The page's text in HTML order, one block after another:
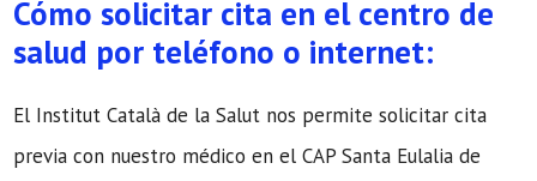
Cómo solicitar cita en el centro de
salud por teléfono o internet:
El Institut Català de la Salut nos permite solicitar cita
previa con nuestro médico en el CAP Santa Eulalia de